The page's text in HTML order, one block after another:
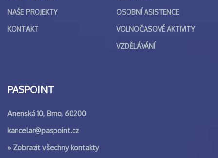
NAŠE PROJEKTY
KONTAKT
OSOBNÍ ASISTENCE
VOLNOČASOVÉ AKTIVITY
VZDĚLÁVÁNÍ
PASPOINT
Anenská 10, Brno, 60200
kancelar@paspoint.cz
» Zobrazit všechny kontakty